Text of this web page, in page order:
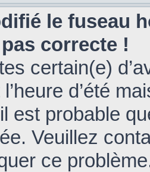
le fuseau
correcte !
certain(e)
d’été
est probable
Veuillez
ce